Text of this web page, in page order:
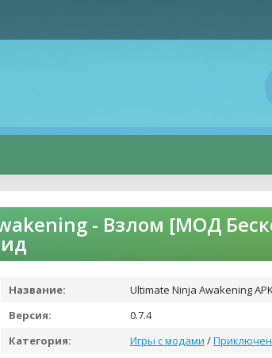
- Взлом [МОД
Название:
Ultimate Ninja Awakening
Версия:
0.7.4
Категория:
Игры с модами /